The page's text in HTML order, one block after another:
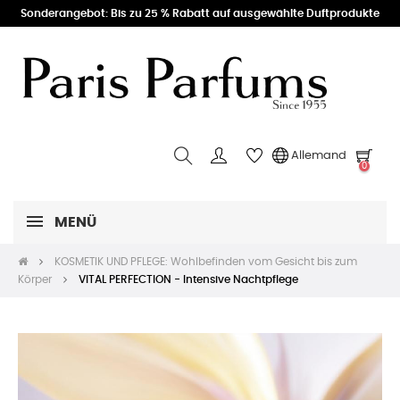
Sonderangebot: Bis zu 25 % Rabatt auf ausgewählte Duftprodukte
Allemand
0
MENÜ
KOSMETIK UND PFLEGE: Wohlbefinden vom Gesicht bis zum
Körper
VITAL PERFECTION - Intensive Nachtpflege